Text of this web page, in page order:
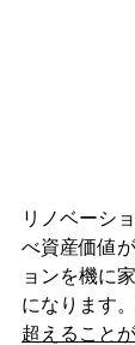
リノベーシ
べ資産価値
ョンを機に
になります。
超えること